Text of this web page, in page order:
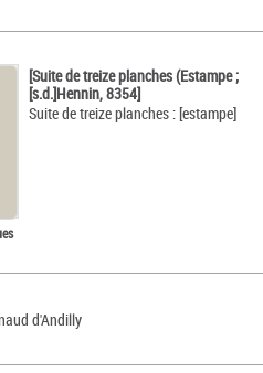
[Suite de treize planches (Estampe ;
[s.d.]Hennin, 8354]
Suite de treize planches : [estampe]
d'Andilly